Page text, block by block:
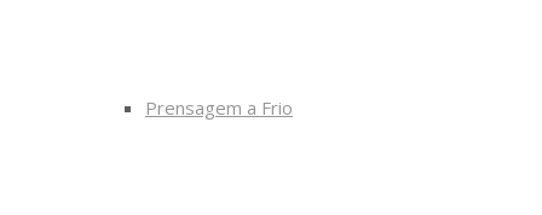
Prensagem a Frio